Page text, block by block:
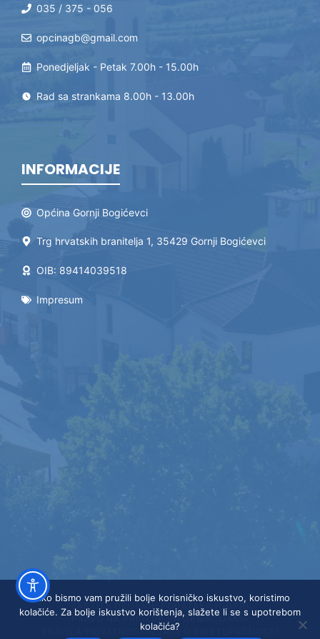
035 / 375 - 056
opcinagb@gmail.com
Ponedjeljak - Petak 7.00h - 15.00h
Rad sa strankama 8.00h - 13.00h
INFORMACIJE
Općina Gornji Bogićevci
Trg hrvatskih branitelja 1, 35429 Gornji Bogićevci
OIB: 89414039518
Impresum
ZAŠTITA OSOBNIH PODATAKA (GDPR)
PRAVO NA PRISTUP INFORMACIJAMA
PRAVILA PRIVATNOSTIIZJAVA O PRISTUPAČNOSTI
Kako bismo vam pružili bolje korisničko iskustvo, koristimo
kolačiće. Za bolje iskustvo korištenja, slažete li se s upotrebom
kolačića?